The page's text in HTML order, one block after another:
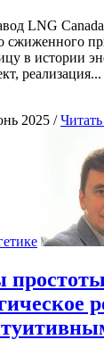
LNG
сжиженного
в истории
реализация...
2025 /